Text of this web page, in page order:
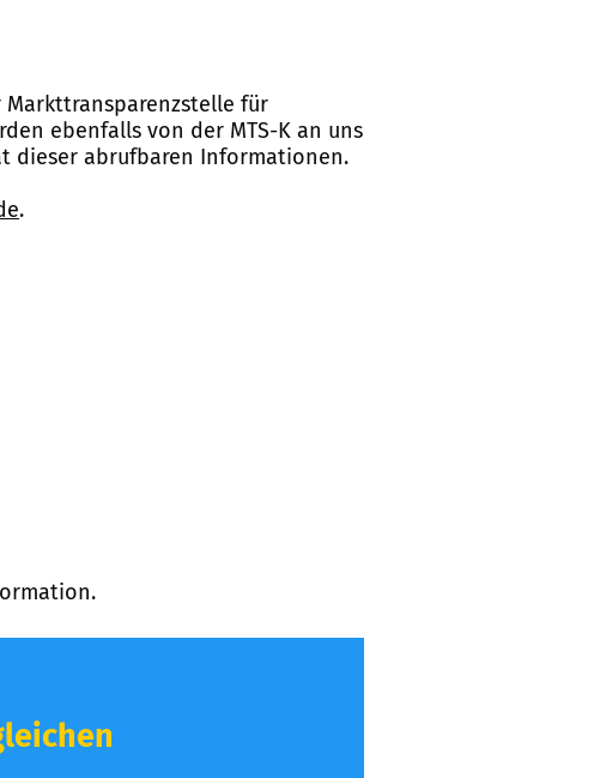
Markttransparenzstelle für
ebenfalls von der MTS-K an uns
dieser abrufbaren Informationen.
.